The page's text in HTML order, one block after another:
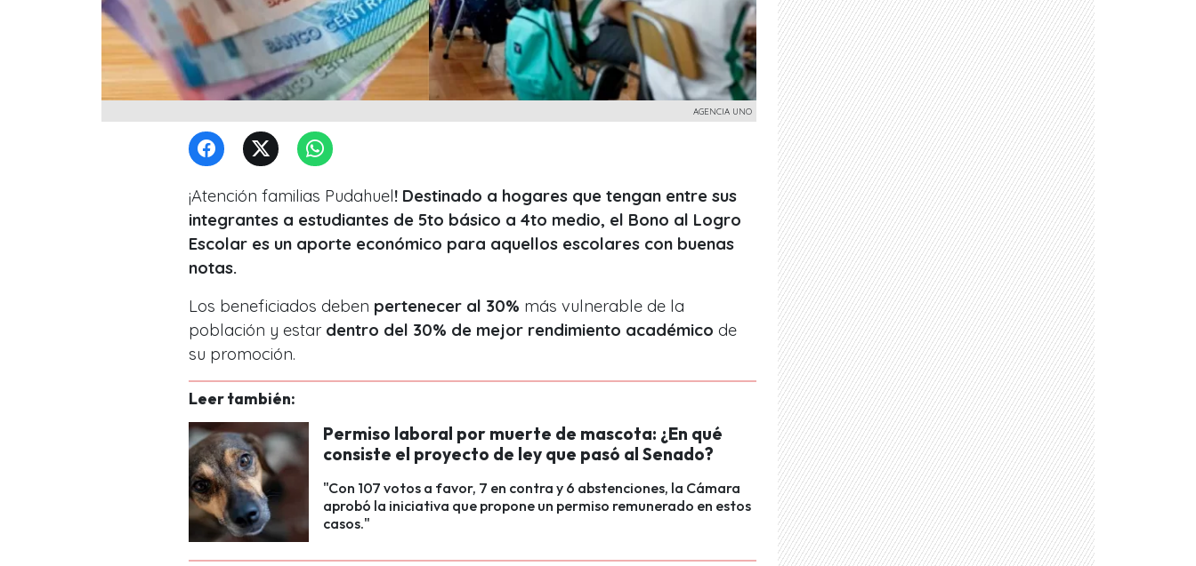
AGENCIA UNO
¡Atención familias Pudahuel! Destinado a hogares que tengan entre sus
integrantes a estudiantes de 5to básico a 4to medio, el Bono al Logro
Escolar es un aporte económico para aquellos escolares con buenas
notas.
Los beneficiados deben pertenecer al 30% más vulnerable de la
población y estar dentro del 30% de mejor rendimiento académico de
su promoción.
Leer también:
Permiso laboral por muerte de mascota: ¿En qué
consiste el proyecto de ley que pasó al Senado?
"Con 107 votos a favor, 7 en contra y 6 abstenciones, la Cámara
aprobó la iniciativa que propone un permiso remunerado en estos
casos."